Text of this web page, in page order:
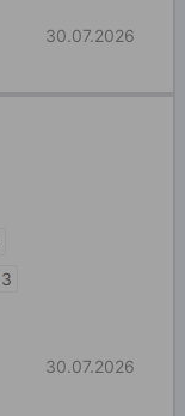
30.07.2026
3
30.07.2026